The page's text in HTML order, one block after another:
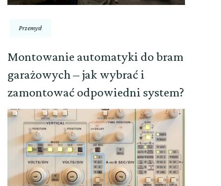
Przemysł
Montowanie automatyki do bram
garażowych – jak wybrać i
zamontować odpowiedni system?